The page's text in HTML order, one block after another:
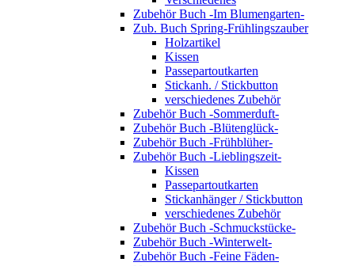
Zubehör Buch -Im Blumengarten-
Zub. Buch Spring-Frühlingszauber
Holzartikel
Kissen
Passepartoutkarten
Stickanh. / Stickbutton
verschiedenes Zubehör
Zubehör Buch -Sommerduft-
Zubehör Buch -Blütenglück-
Zubehör Buch -Frühblüher-
Zubehör Buch -Lieblingszeit-
Kissen
Passepartoutkarten
Stickanhänger / Stickbutton
verschiedenes Zubehör
Zubehör Buch -Schmuckstücke-
Zubehör Buch -Winterwelt-
Zubehör Buch -Feine Fäden-